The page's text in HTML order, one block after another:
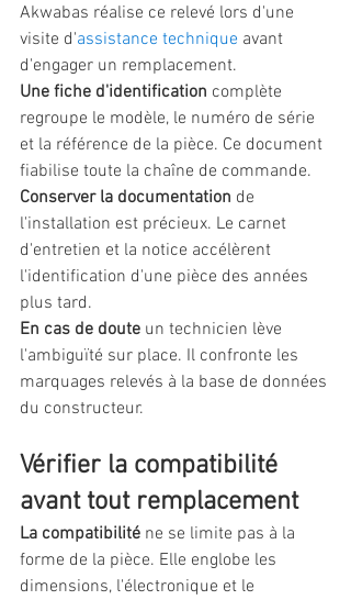
Akwabas réalise ce relevé lors d'une
visite d'assistance technique avant
d'engager un remplacement.
Une fiche d'identification complète
regroupe le modèle, le numéro de série
et la référence de la pièce. Ce document
fiabilise toute la chaîne de commande.
Conserver la documentation de
l'installation est précieux. Le carnet
d'entretien et la notice accélèrent
l'identification d'une pièce des années
plus tard.
En cas de doute un technicien lève
l'ambiguïté sur place. Il confronte les
marquages relevés à la base de données
du constructeur.
Vérifier la compatibilité
avant tout remplacement
La compatibilité ne se limite pas à la
forme de la pièce. Elle englobe les
dimensions, l'électronique et le